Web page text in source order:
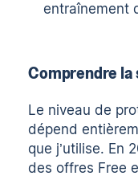
entraînement
Comprendre
Le niveau de
dépend
que j’utilise. En
des offres Free